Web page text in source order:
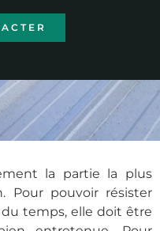
la partie la plus
Pour pouvoir résister
temps, elle doit être